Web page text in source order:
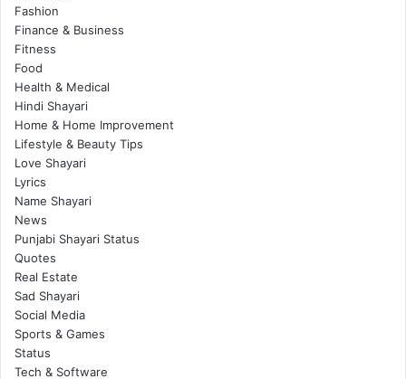
Fashion
Finance & Business
Fitness
Food
Health & Medical
Hindi Shayari
Home & Home Improvement
Lifestyle & Beauty Tips
Love Shayari
Lyrics
Name Shayari
News
Punjabi Shayari Status
Quotes
Real Estate
Sad Shayari
Social Media
Sports & Games
Status
Tech & Software